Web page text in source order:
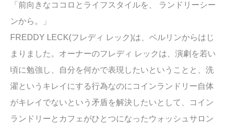
「前向きなココロとライフスタイルを、 ランドリーシー
ンから。」
FREDDY LECK(フレディ レック)は、ベルリンからはじ
まりました。オーナーのフレディ レックは、演劇を若い
頃に勉強し、自分を何かで表現したいということと、洗
濯というキレイにする行為なのにコインランドリー自体
がキレイでないという矛盾を解決したいとして、コイン
ランドリーとカフェがひとつになったウォッシュサロン